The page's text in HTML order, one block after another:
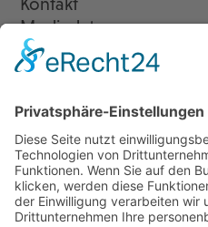
Mediadaten
Newsletter
LogIn
Legal
Impressum
Datenschutzerklärung
Cookie-Einstellungen